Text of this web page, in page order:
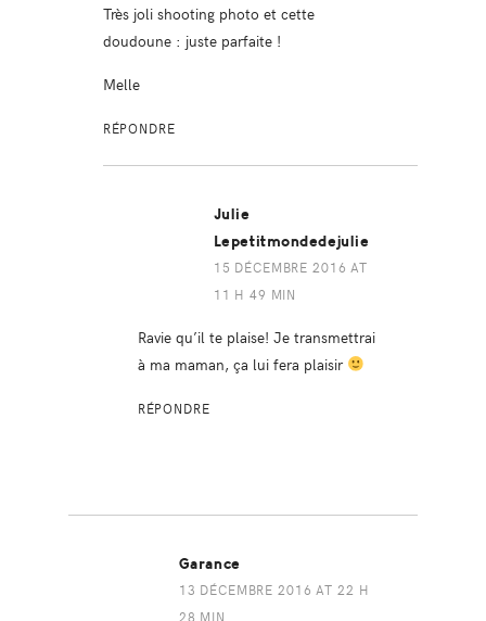
Très joli shooting photo et cette
doudoune : juste parfaite !
Melle
RÉPONDRE
Julie
Lepetitmondedejulie
15 DÉCEMBRE 2016 AT
11 H 49 MIN
Ravie qu’il te plaise! Je transmettrai
à ma maman, ça lui fera plaisir
RÉPONDRE
Garance
13 DÉCEMBRE 2016 AT 22 H
28 MIN